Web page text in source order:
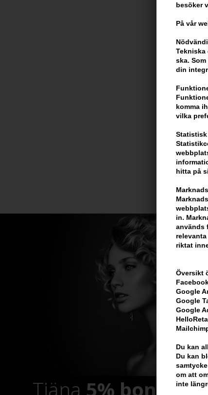
besöker
På vår
Tekniska
ska.
din
komma
vilka
Statistisk
hitta på
in.
används
riktat
Översikt
Google
Google
Google
Du kan
Du kan
om att
inte
Tjäna 5% bonuspå